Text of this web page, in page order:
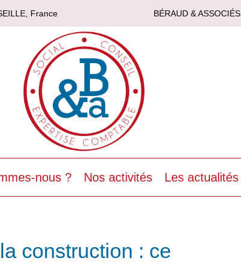
France BÉRAUD & ASSOCIÉS
nous ? Nos activités Les actualités
construction : ce